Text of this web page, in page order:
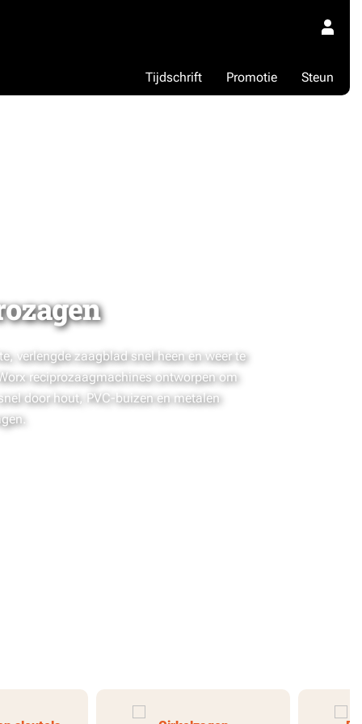
Steun
Promotie
Tijdschrift
verlengde zaagblad snel heen en weer te
reciprozaagmachines ontworpen om
door hout, PVC-buizen en metalen